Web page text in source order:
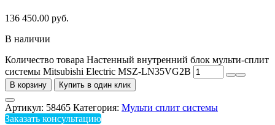
136 450.00 руб.
В наличии
Количество товара Настенный внутренний блок мульти-сплит
системы Mitsubishi Electric MSZ-LN35VG2B
В корзину Купить в один клик
Артикул: 58465 Категория: Мульти сплит системы
Заказать консультацию